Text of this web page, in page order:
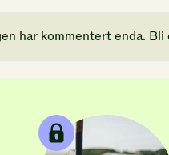
har kommentert enda. Bli